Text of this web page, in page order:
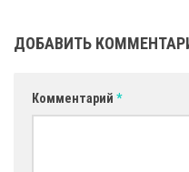
ДОБАВИТЬ
Комментарий *